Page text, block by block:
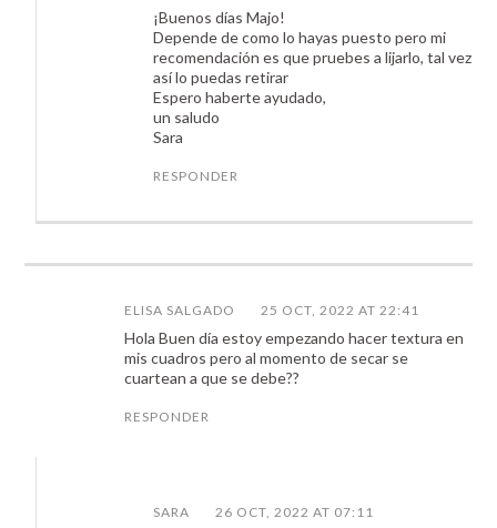
¡Buenos días Majo!
Depende de como lo hayas puesto pero mi
recomendación es que pruebes a lijarlo, tal vez
así lo puedas retirar
Espero haberte ayudado,
un saludo
Sara
RESPONDER
ELISA SALGADO 25 OCT, 2022 AT 22:41
Hola Buen día estoy empezando hacer textura en
mis cuadros pero al momento de secar se
cuartean a que se debe??
RESPONDER
SARA 26 OCT, 2022 AT 07:11